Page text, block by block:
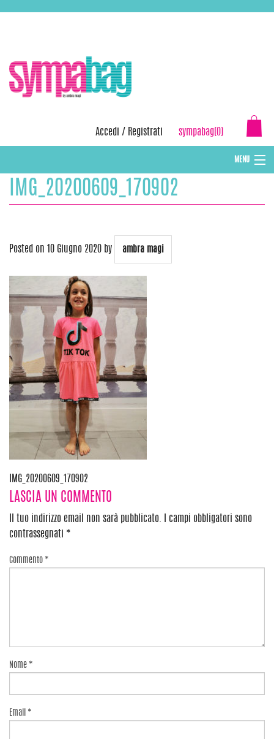
Accedi / Registrati sympabag(0)
MENU
CAPPELLI INVERNALI DONNA
IMG_20200609_170902
Posted on 10 Giugno 2020 by ambra magi
Navigazione
articoli
IMG_20200609_170902
LASCIA UN COMMENTO
Il tuo indirizzo email non sarà pubblicato.
I campi obbligatori sono
contrassegnati *
Commento *
Nome *
Email *